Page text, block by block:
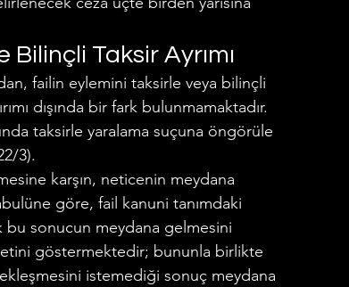
Taksir Ayrımı
failin eylemini taksirle veya bilinçli
dışında bir fark bulunmamaktadır.
taksirle yaralama suçuna öngörüle
3).
karşın, neticenin meydana
göre, fail kanuni tanımdaki
sonucun meydana gelmesini
göstermektedir; bununla birlikte
istemediği sonuç meydana